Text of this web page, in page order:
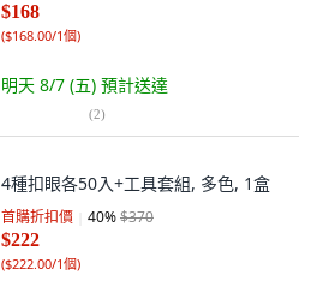
$168
($168.00/1個)
明天 8/7 (五) 預計送達
(2)
4種扣眼各50入+工具套組, 多色, 1盒
首購折扣價 40%$370
$222
($222.00/1個)